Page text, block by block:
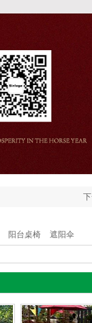
阳台桌椅 遮阳伞